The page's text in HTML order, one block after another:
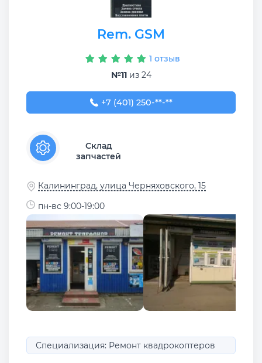
Rem. GSM
1 отзыв
№11из 24
+7 (401) 250-73-74
+7 (401) 250-**-**
Склад
запчастей
Калининград, улица Черняховского, 15
пн-вс 9:00-19:00
Специализация: Ремонт квадрокоптеров